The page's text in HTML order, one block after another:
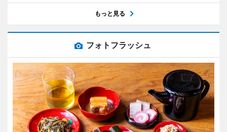
もっと見る
フォトフラッシュ